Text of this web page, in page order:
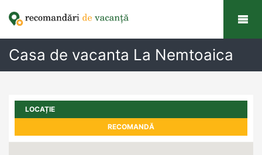
Casa de vacanta La Nemtoaica
LOCAȚIE
RECOMANDĂ